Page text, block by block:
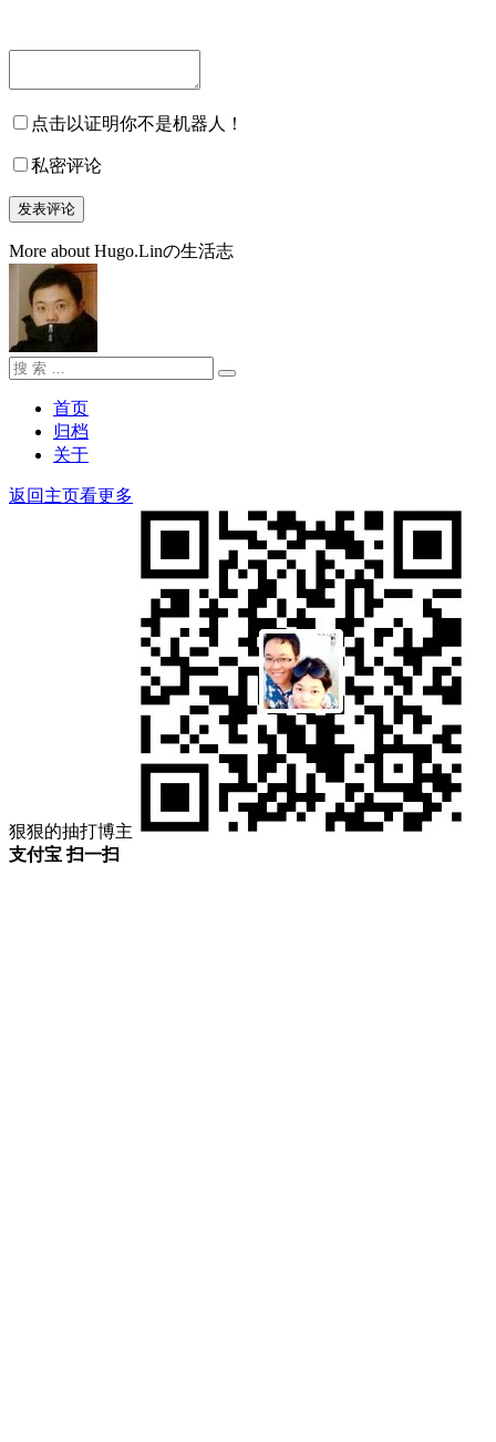
点击以证明你不是机器人！
私密评论
More about Hugo.Linの生活志
搜
搜
首页
归档
关于
返回主页看更多
狠狠的抽打博主
支付宝 扫一扫